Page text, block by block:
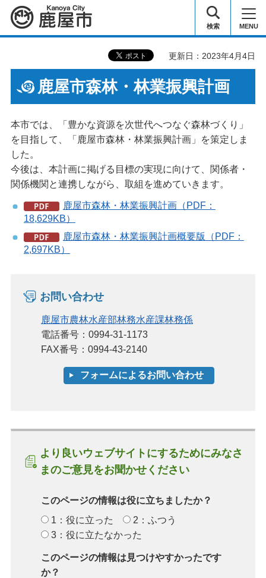
鹿屋市 検索 MENU
更新日：2023年4月4日
鹿屋市森林・林業振興計画
本市では、「豊かな資源を次世代へつなぐ森林づくり」
を目指して、「鹿屋市森林・林業振興計画」を策定しま
した。
今後は、本計画に掲げる目標の実現に向けて、関係者・
関係機関と連携しながら、取組を進めていきます。
鹿屋市森林・林業振興計画（PDF：
18,629KB）
鹿屋市森林・林業振興計画概要版（PDF：
2,697KB）
お問い合わせ
鹿屋市農林水産部林務水産課林務係
電話番号：0994-31-1173
FAX番号：0994-43-2140
より良いウェブサイトにするためにみなさ
まのご意見をお聞かせください
このページの情報は役に立ちましたか？
1：役に立った
2：ふつう
3：役に立たなかった
このページの情報は見つけやすかったです
か？